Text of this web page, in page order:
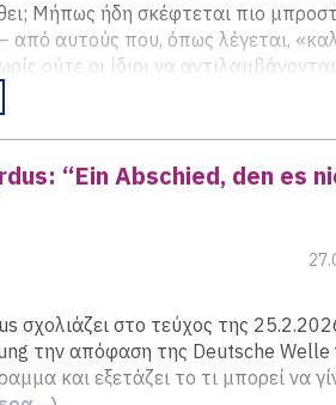
Μήπως ήδη σκέφτεται πιο
από αυτούς που, όπως λέγεται,
ούτε οι ίδιοι να
λόγος για τον Claude, το μοντέλο
μιας εταιρείας που
δύο πρώην συνεργάτες του Σαμ
Ντανιέλα και Ντάριο
ήδη τα 380 δισ. δολάρια.
να βρει απαντήσεις ο
ερευνητές της Anthropic
και τον «εαυτό» του
νευρώνες του και κάνοντάς του
“Ein Abschied, den es
σχολιάζει στο τεύχος της
την απόφαση της Deutsche Welle
και εξετάζει το τι μπορεί να